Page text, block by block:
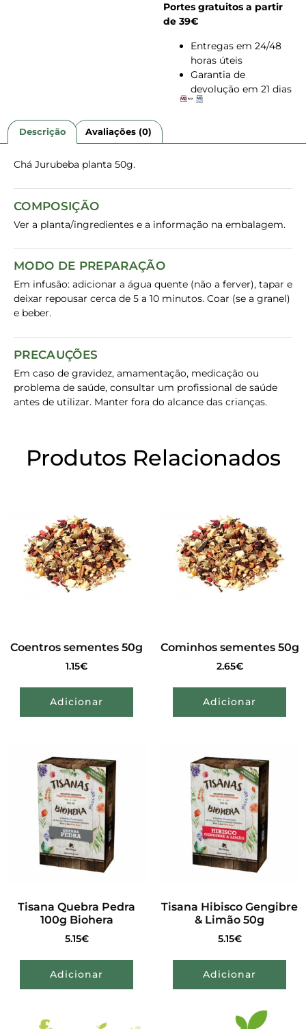
Portes gratuitos a partir
de 39€
Entregas em 24/48
horas úteis
Garantia de
devolução em 21 dias
Descrição Avaliações (0)
Chá Jurubeba planta 50g.
COMPOSIÇÃO
Ver a planta/ingredientes e a informação na embalagem.
MODO DE PREPARAÇÃO
Em infusão: adicionar a água quente (não a ferver), tapar e
deixar repousar cerca de 5 a 10 minutos. Coar (se a granel)
e beber.
PRECAUÇÕES
Em caso de gravidez, amamentação, medicação ou
problema de saúde, consultar um profissional de saúde
antes de utilizar. Manter fora do alcance das crianças.
Produtos Relacionados
Coentros sementes 50g
1.15€
Adicionar
Cominhos sementes 50g
2.65€
Adicionar
Tisana Quebra Pedra
100g Biohera
5.15€
Adicionar
Tisana Hibisco Gengibre
& Limão 50g
5.15€
Adicionar